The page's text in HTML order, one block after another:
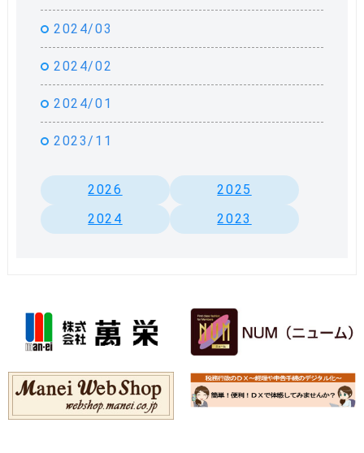
2024/03
2024/02
2024/01
2023/11
2026
2025
2024
2023